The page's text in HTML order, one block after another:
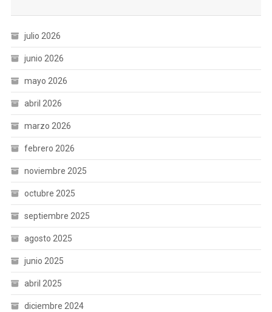
julio 2026
junio 2026
mayo 2026
abril 2026
marzo 2026
febrero 2026
noviembre 2025
octubre 2025
septiembre 2025
agosto 2025
junio 2025
abril 2025
diciembre 2024